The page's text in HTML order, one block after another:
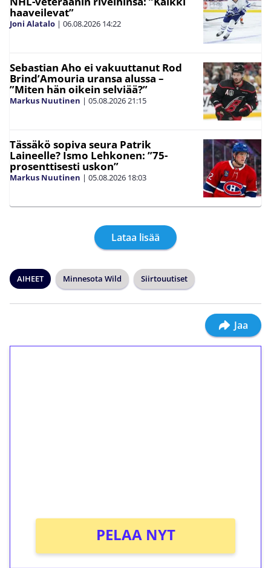
haaveilevat”
Joni Alatalo | 06.08.2026 14:22
Sebastian Aho ei vakuuttanut Rod
Brind’Amouria uransa alussa –
”Miten hän oikein selviää?”
Markus Nuutinen | 05.08.202621:15
Tässäkö sopiva seura Patrik
Laineelle? Ismo Lehkonen: ”75-
prosenttisesti uskon”
Markus Nuutinen | 05.08.2026 18:03
Lataa lisää
AIHEET Minnesota Wild Siirtouutiset
Jaa
PELAA NYT